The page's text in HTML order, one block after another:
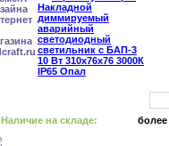
Наличие на складе: более